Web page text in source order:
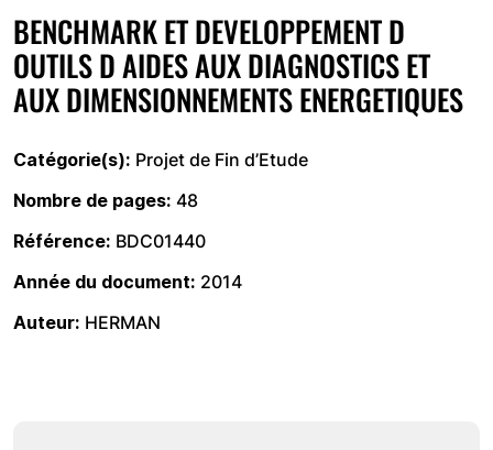
BENCHMARK ET DEVELOPPEMENT D
OUTILS D AIDES AUX DIAGNOSTICS ET
AUX DIMENSIONNEMENTS ENERGETIQUES
Catégorie(s) Projet de Fin d’Etude
Nombre de pages 48
Référence BDC01440
Année du document 2014
Auteur HERMAN